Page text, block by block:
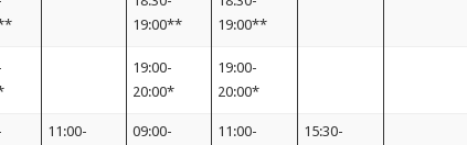
19:00**
19:00**
19:00-
20:00*
19:00-
20:00*
11:00-
09:00-
11:00-
15:30-